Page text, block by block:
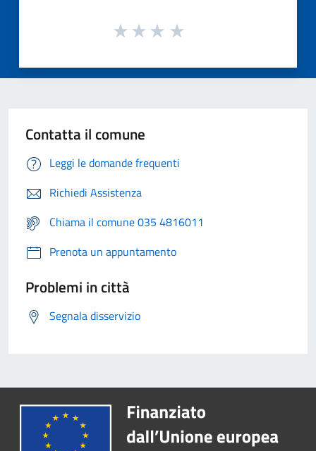
Contatta il comune
Leggi le domande frequenti
Richiedi Assistenza
Chiama il comune 035 4816011
Prenota un appuntamento
Problemi in città
Segnala disservizio